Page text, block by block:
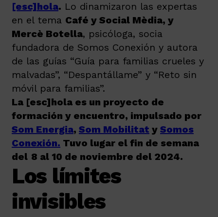
[esc]hola. Lo dinamizaron las expertas
en el tema Café y Social Mèdia, y
Mercè Botella, psicóloga, socia
fundadora de Somos Conexión y autora
de las guías “Guía para familias crueles y
malvadas”, “Despantállame” y “Reto sin
móvil para familias”.
La [esc]hola es un proyecto de
formación y encuentro, impulsado por
Som Energia, Som Mobilitat y Somos
Conexión. Tuvo lugar el fin de semana
del 8 al 10 de noviembre del 2024.
Los límites
invisibles